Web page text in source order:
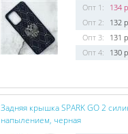
Опт 1:
134
Опт 2:
132
Опт 3:
131
Опт 4:
130
Задняя крышка SPARK GO 2
напылением, черная